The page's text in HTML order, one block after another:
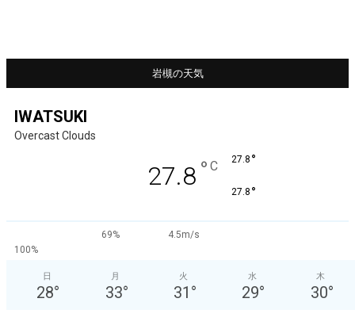
岩槻の天気
IWATSUKI
Overcast Clouds
27.8 ° C 27.8 °
27.8 °
69%
4.5m/s
100%
日
28°
月
33°
火
31 °
水
29°
木
30°